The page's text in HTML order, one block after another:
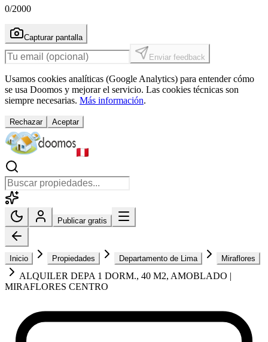
0/2000
Capturar pantalla
Enviar feedback
Usamos cookies analíticas (Google Analytics) para entender cómo
se usa Doomos y mejorar el servicio. Las cookies técnicas son
siempre necesarias. Más información.
Rechazar Aceptar
Publicar gratis
Inicio Propiedades Departamento de Lima Miraflores
ALQUILER DEPA 1 DORM., 40 M2, AMOBLADO |
MIRAFLORES CENTRO